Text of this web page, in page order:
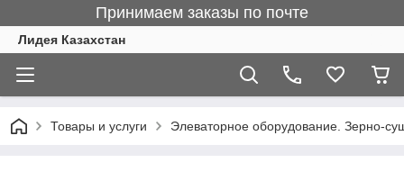
Принимаем заказы по почте
Лидея Казахстан
Товары и услуги Элеваторное оборудование. Зерно-